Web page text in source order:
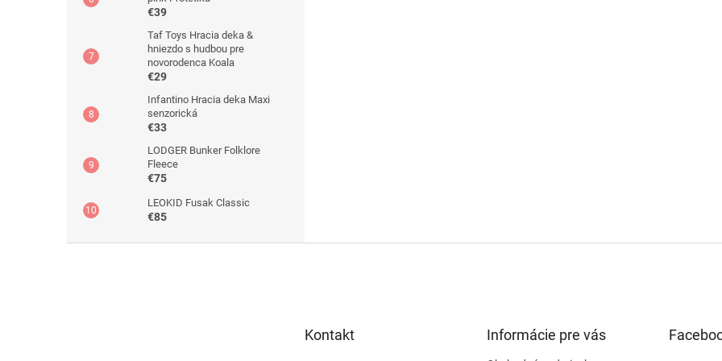
€39
Taf Toys Hracia deka &
hniezdo s hudbou pre
novorodenca Koala
€29
Infantino Hracia deka Maxi
senzorická
€33
LODGER Bunker Folklore
Fleece
€75
LEOKID Fusak Classic
€85
Kontakt Informácie pre vás